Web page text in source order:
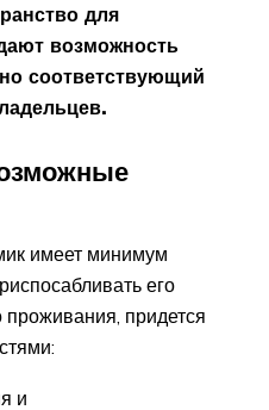
для
возможность
соответствующий
имеет минимум
его
проживания, придется
и